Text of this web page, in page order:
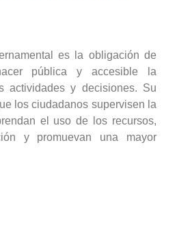
es la obligación de
pública y accesible la
actividades y decisiones. Su
los ciudadanos supervisen la
el uso de los recursos,
y promuevan una mayor